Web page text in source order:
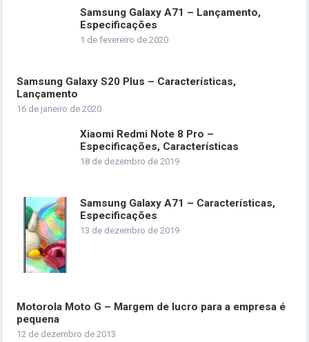
Samsung Galaxy A71 – Lançamento,
Especificações
1 de fevereiro de 2020
Samsung Galaxy S20 Plus – Características,
Lançamento
16 de janeiro de 2020
Xiaomi Redmi Note 8 Pro –
Especificações, Características
18 de dezembro de 2019
Samsung Galaxy A71 – Características,
Especificações
13 de dezembro de 2019
Motorola Moto G – Margem de lucro para a empresa é
pequena
12 de dezembro de 2013